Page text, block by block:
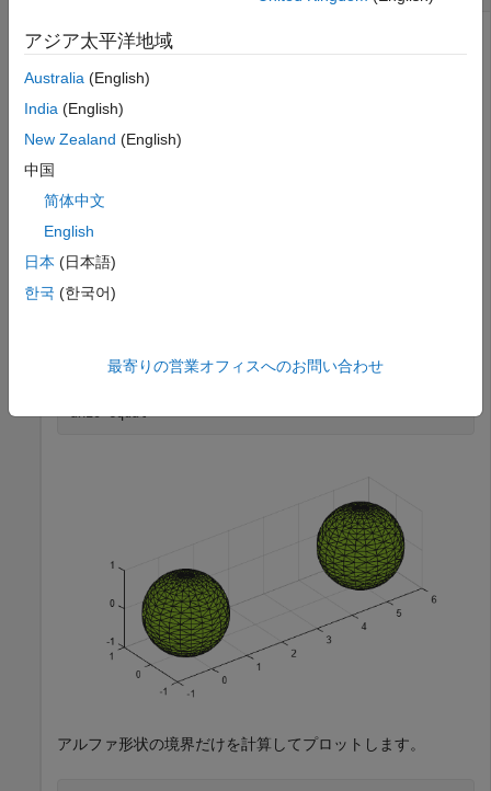
3 次元の点の集合を作成します。
x1 = x1(:);
x2 = x1 + 5;
P = unique(P,
アルファ半径を 1.5 にしてアルファ形状を作成し、プロット
shp = alphaShape(P,1.5);
axis equal
アルファ形状の境界だけを計算してプロットします。
アジア太平洋地域
Australia (English)
India (English)
New Zealand (English)
中国
简体中文
English
日本 (日本語)
한국 (한국어)
最寄りの営業オフィスへのお問い合わせ